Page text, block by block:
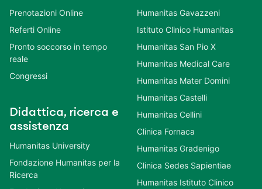
Prenotazioni Online
Referti Online
Pronto soccorso in tempo
reale
Congressi
Didattica, ricerca e
assistenza
Humanitas University
Fondazione Humanitas per la
Ricerca
Humanitas Gavazzeni
Istituto Clinico Humanitas
Humanitas San Pio X
Humanitas Medical Care
Humanitas Mater Domini
Humanitas Castelli
Humanitas Cellini
Clinica Fornaca
Humanitas Gradenigo
Clinica Sedes Sapientiae
Humanitas Istituto Clinico